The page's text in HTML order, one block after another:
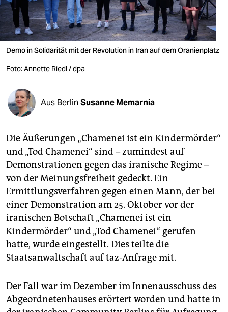
verlag
verlag
veranstaltungen
shop
fragen & hilfe
unterstützen
genossenschaft
epaper login
Demo in Solidarität mit der Revolution in Iran auf dem Oranienplatz
Foto: Annette Riedl / dpa
Aus Berlin Susanne Memarnia
Die Äußerungen „Chamenei ist ein Kindermörder“
und „Tod Chamenei“ sind – zumindest auf
Demonstrationen gegen das iranische Regime –
von der Meinungsfreiheit gedeckt. Ein
Ermittlungsverfahren gegen einen Mann, der bei
einer Demonstration am 25. Oktober vor der
iranischen Botschaft „Chamenei ist ein
Kindermörder“ und „Tod Chamenei“ gerufen
hatte, wurde eingestellt. Dies teilte die
Staatsanwaltschaft auf taz-Anfrage mit.
Der Fall war im Dezember im Innenausschuss des
Abgeordnetenhauses erörtert worden und hatte in